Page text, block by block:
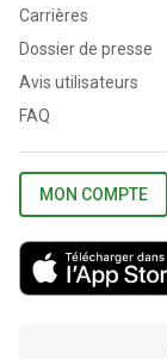
Carrières
Dossier de presse
Avis utilisateurs
FAQ
MON COMPTE